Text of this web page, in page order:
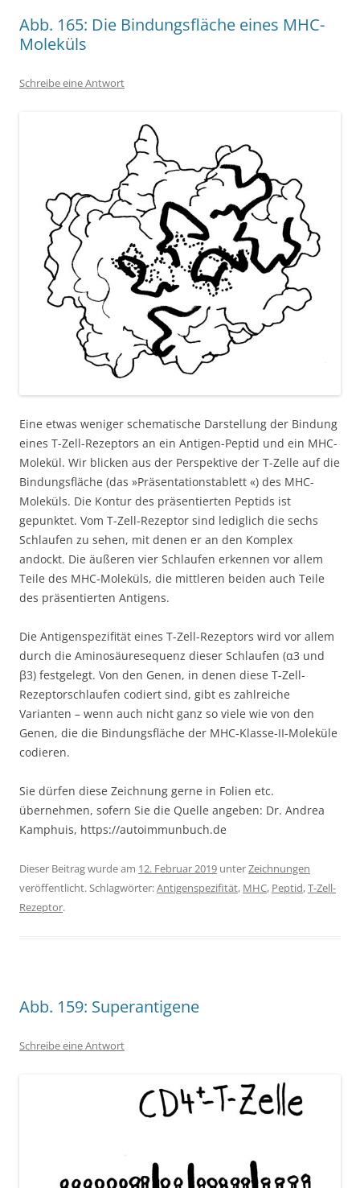
Abb. 165: Die Bindungsfläche eines MHC-
Moleküls
Schreibe eine Antwort
Eine etwas weniger schematische Darstellung der Bindung
eines T-Zell-Rezeptors an ein Antigen-Peptid und ein MHC-
Molekül. Wir blicken aus der Perspektive der T-Zelle auf die
Bindungsfläche (das »Präsentationstablett «) des MHC-
Moleküls. Die Kontur des präsentierten Peptids ist
gepunktet. Vom T-Zell-Rezeptor sind lediglich die sechs
Schlaufen zu sehen, mit denen er an den Komplex
andockt. Die äußeren vier Schlaufen erkennen vor allem
Teile des MHC-Moleküls, die mittleren beiden auch Teile
des präsentierten Antigens.
Die Antigenspezifität eines T-Zell-Rezeptors wird vor allem
durch die Aminosäuresequenz dieser Schlaufen (α3 und
β3) festgelegt. Von den Genen, in denen diese T-Zell-
Rezeptorschlaufen codiert sind, gibt es zahlreiche
Varianten – wenn auch nicht ganz so viele wie von den
Genen, die die Bindungsfläche der MHC-Klasse-II-Moleküle
codieren.
Sie dürfen diese Zeichnung gerne in Folien etc.
übernehmen, sofern Sie die Quelle angeben: Dr. Andrea
Kamphuis, https://autoimmunbuch.de
Dieser Beitrag wurde am 12. Februar 2019 unterZeichnungen
veröffentlicht. Schlagwörter:Antigenspezifität, MHC, Peptid,T-Zell-
Rezeptor.
Abb. 159: Superantigene
Schreibe eine Antwort